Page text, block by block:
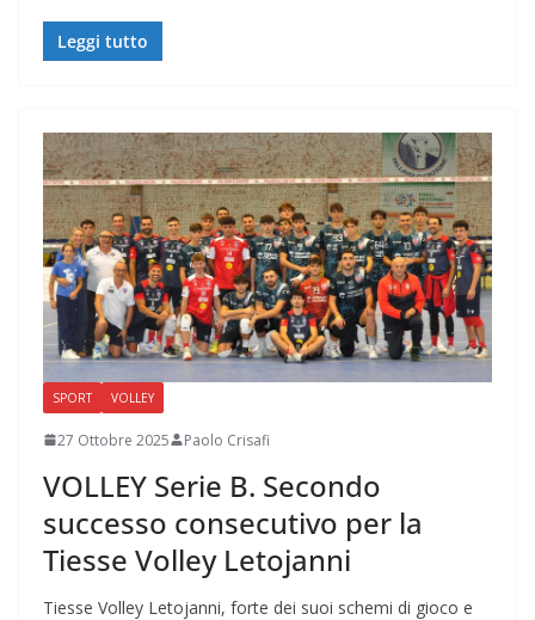
Leggi tutto
SPORT VOLLEY
27 Ottobre 2025 Paolo Crisafi
VOLLEY Serie B. Secondo
successo consecutivo per la
Tiesse Volley Letojanni
Tiesse Volley Letojanni, forte dei suoi schemi di gioco e